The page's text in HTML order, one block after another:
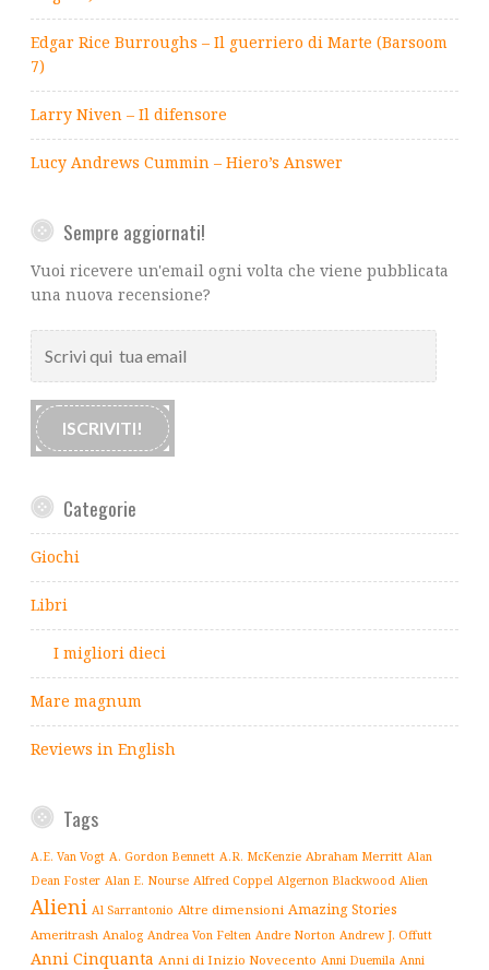
Edgar Rice Burroughs – Il guerriero di Marte (Barsoom
7)
Larry Niven – Il difensore
Lucy Andrews Cummin – Hiero’s Answer
Sempre aggiornati!
Vuoi ricevere un'email ogni volta che viene pubblicata
una nuova recensione?
qui
tua
email
ISCRIVITI!
Categorie
Giochi
Libri
I migliori dieci
Mare magnum
Reviews in English
Tags
A.E. Van Vogt A. Gordon Bennett A.R. McKenzie Abraham Merritt Alan
Dean Foster Alan E. Nourse Alfred Coppel Algernon Blackwood Alien
Alieni Al Sarrantonio Altre dimensioni Amazing Stories
Ameritrash Analog Andrea Von Felten Andre Norton Andrew J. Offutt
Anni Cinquanta Anni di Inizio Novecento Anni Duemila Anni